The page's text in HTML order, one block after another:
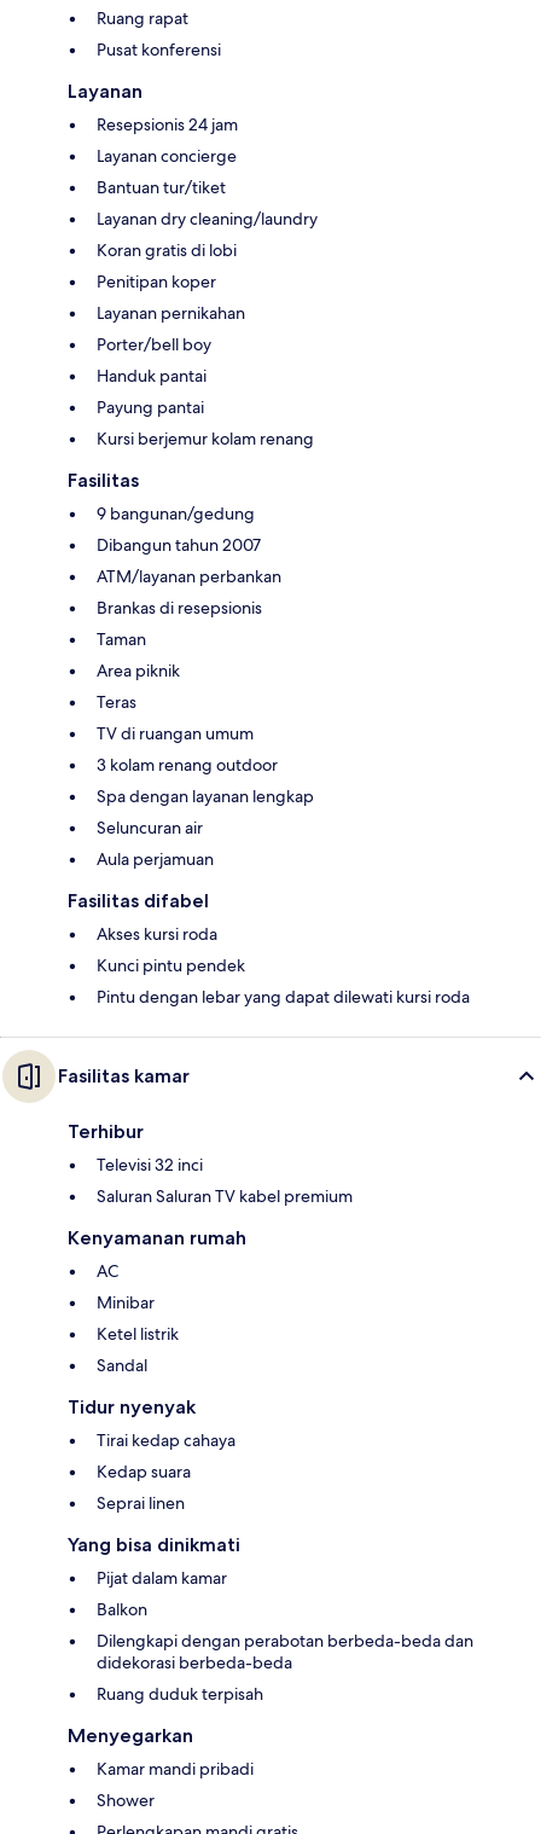
Ruang rapat
Pusat konferensi
Layanan
Resepsionis 24 jam
Layanan concierge
Bantuan tur/tiket
Layanan dry cleaning/laundry
Koran gratis di lobi
Penitipan koper
Layanan pernikahan
Porter/bell boy
Handuk pantai
Payung pantai
Kursi berjemur kolam renang
Fasilitas
9 bangunan/gedung
Dibangun tahun 2007
ATM/layanan perbankan
Brankas di resepsionis
Taman
Area piknik
Teras
TV di ruangan umum
3 kolam renang outdoor
Spa dengan layanan lengkap
Seluncuran air
Aula perjamuan
Fasilitas difabel
Akses kursi roda
Kunci pintu pendek
Pintu dengan lebar yang dapat dilewati kursi roda
Fasilitas kamar
Terhibur
Televisi 32 inci
Saluran Saluran TV kabel premium
Kenyamanan rumah
AC
Minibar
Ketel listrik
Sandal
Tidur nyenyak
Tirai kedap cahaya
Kedap suara
Seprai linen
Yang bisa dinikmati
Pijat dalam kamar
Balkon
Dilengkapi dengan perabotan berbeda-beda dan
didekorasi berbeda-beda
Ruang duduk terpisah
Menyegarkan
Kamar mandi pribadi
Shower